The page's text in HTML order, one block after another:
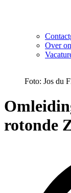
Over
Foto: Jos du
rotonde